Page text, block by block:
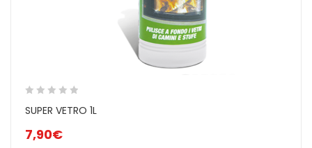
SUPER VETRO 1L
7,90€